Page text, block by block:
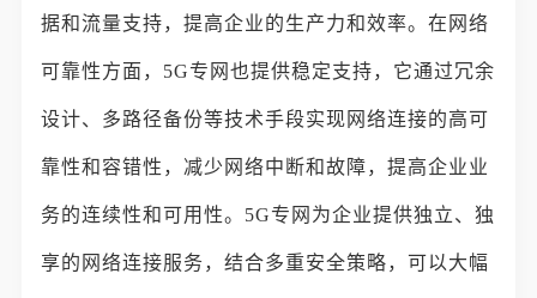
据和流量支持，提高企业的生产力和效率。在网络
可靠性方面，5G专网也提供稳定支持，它通过冗余
设计、多路径备份等技术手段实现网络连接的高可
靠性和容错性，减少网络中断和故障，提高企业业
务的连续性和可用性。5G专网为企业提供独立、独
享的网络连接服务，结合多重安全策略，可以大幅